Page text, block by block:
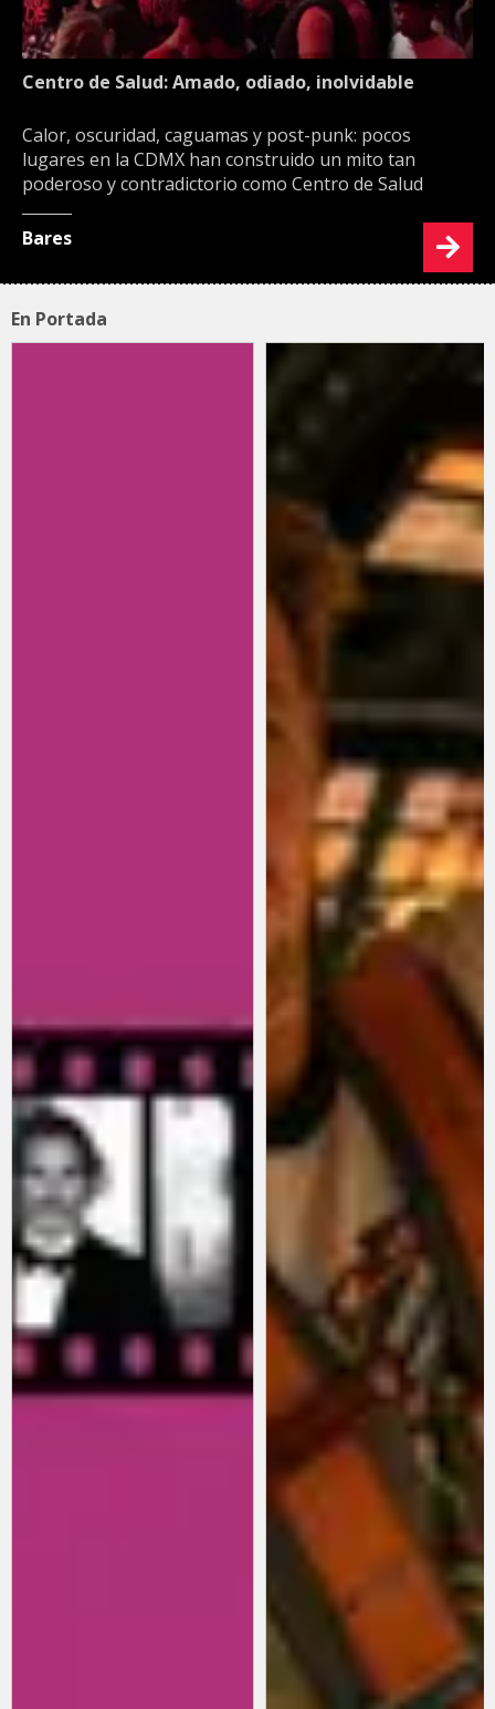
Centro de Salud: Amado, odiado, inolvidable
Calor, oscuridad, caguamas y post-punk: pocos
lugares en la CDMX han construido un mito tan
poderoso y contradictorio como Centro de Salud
Bares
En Portada